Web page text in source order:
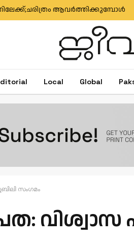
ആവര്‍ത്തിക്കുമ്പോള്‍
Local Global
സംഗമം
വിശ്വാസ